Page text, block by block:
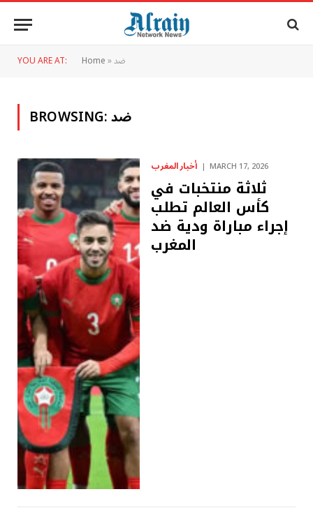
YOU ARE AT: Home»ضد
BROWSING:ضد
أخبار المغرب MARCH 17, 2026
ثلاثة منتخبات في
كأس العالم تطلب
إجراء مباراة ودية ضد
المغرب